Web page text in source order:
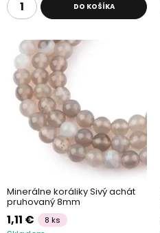
DO KOŠÍKA
Minerálne koráliky Sivý achát
pruhovaný 8mm
1,11 € 8 ks